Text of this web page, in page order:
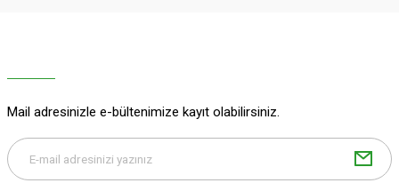
Bu ürüne benzer farklı alternatifler olmalı.
Mail adresinizle e-bültenimize kayıt olabilirsiniz.